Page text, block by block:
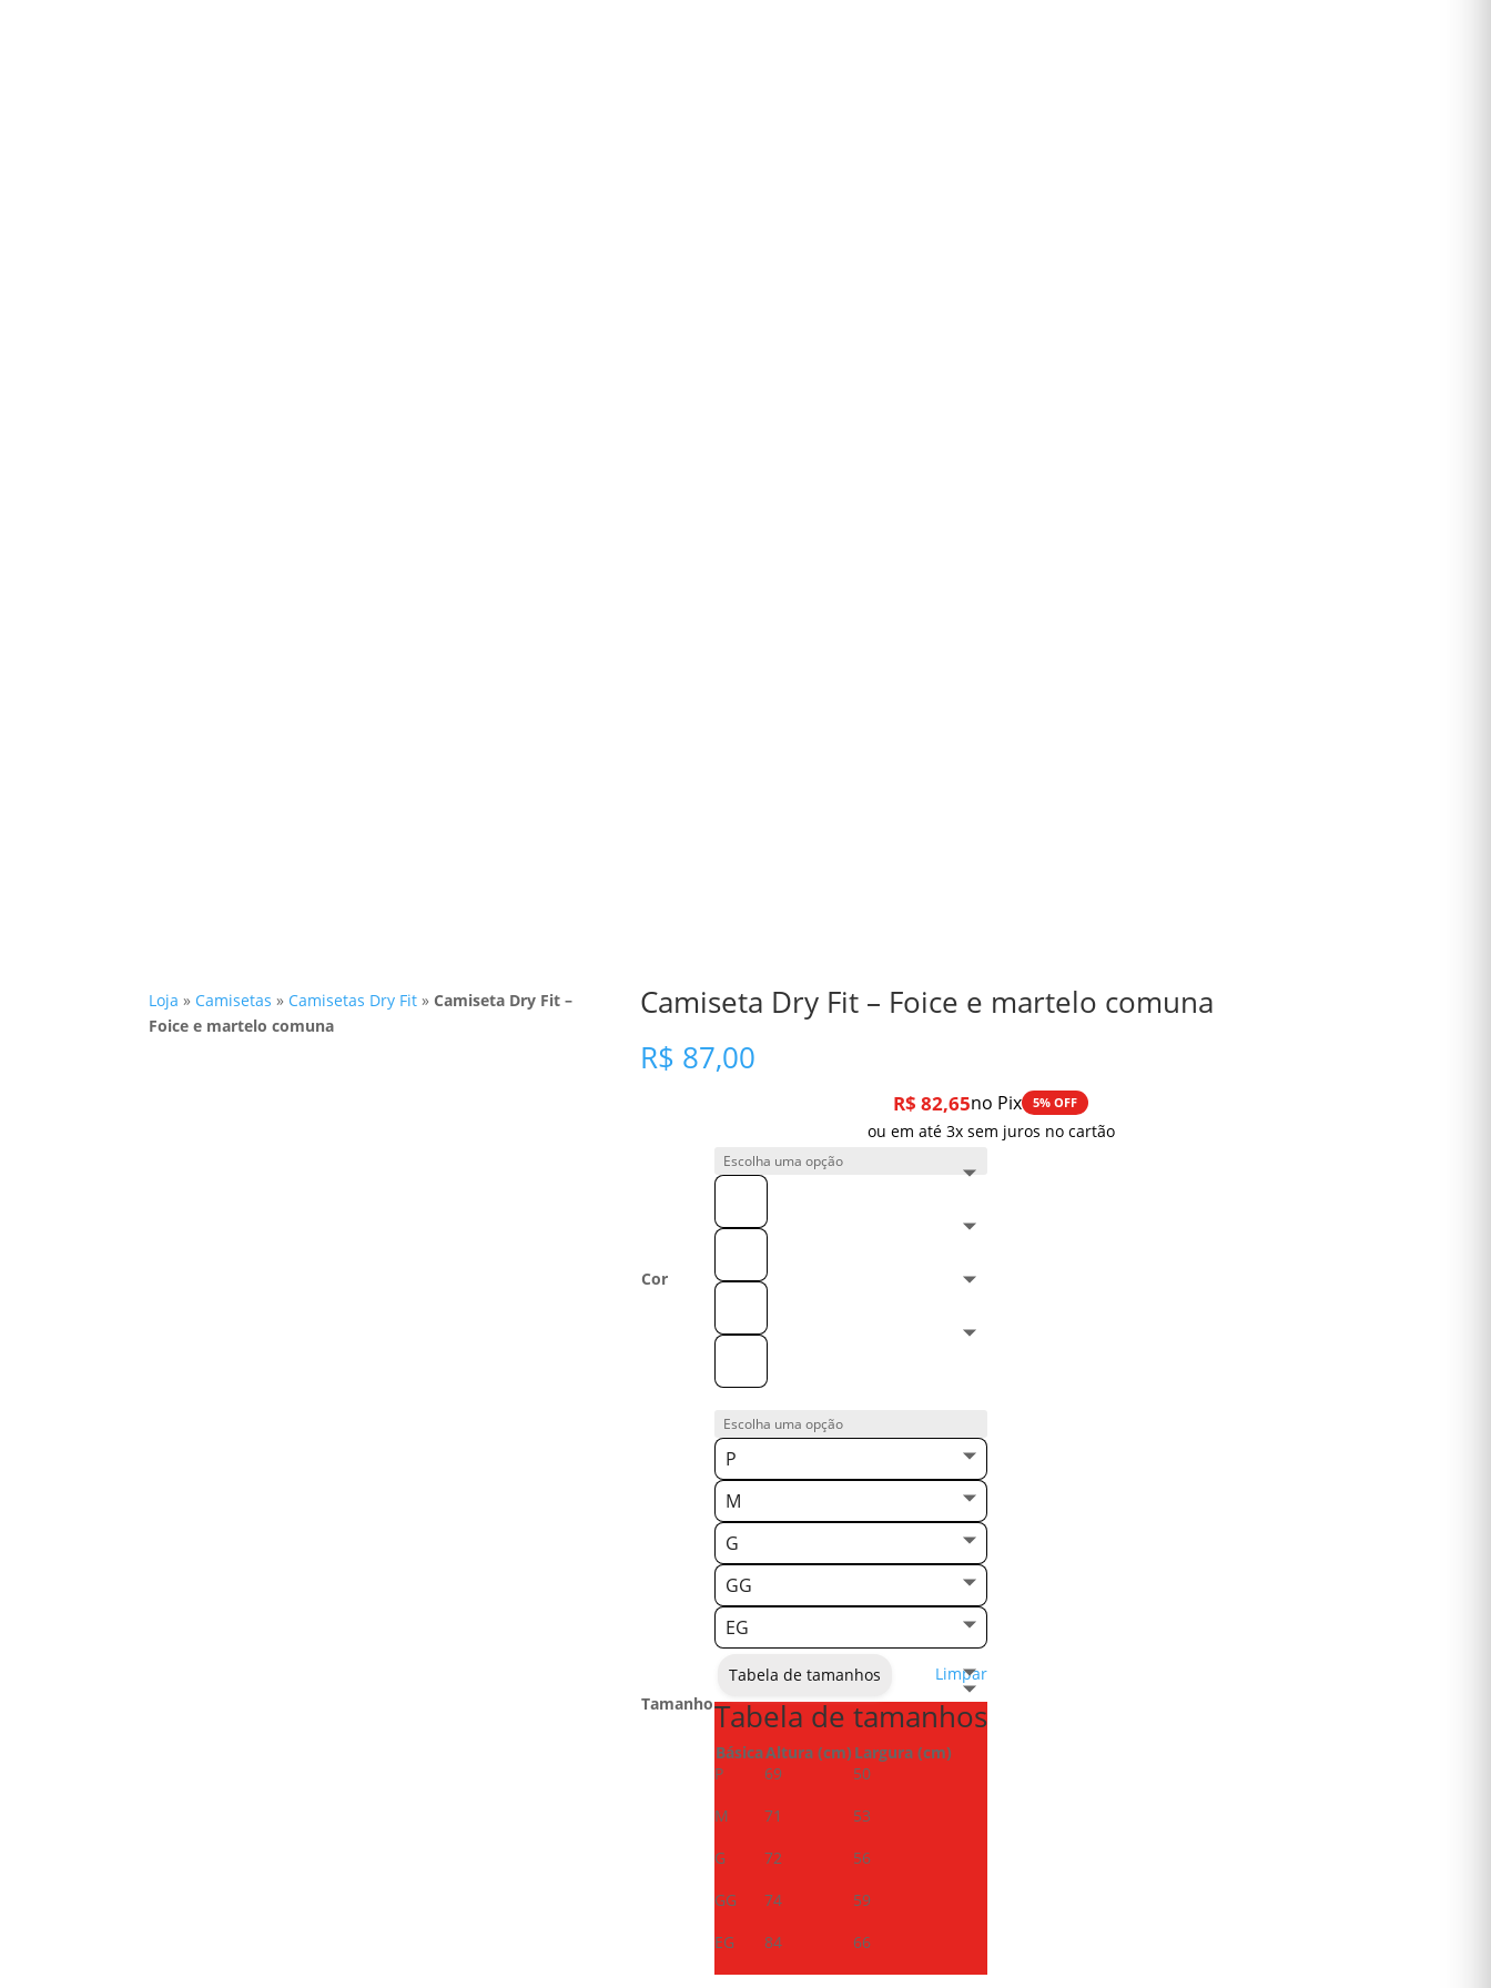
Loja » Camisetas » Camisetas Dry Fit »Camiseta Dry Fit –
Foice e martelo comuna
Camiseta Dry Fit – Foice e martelo comuna
R$ 87,00
R$ 82,65no Pix 5% OFF
ou em até 3x sem juros no cartão
Cor
Tamanho
P
M
G
GG
EG
Limpar
Tabela de tamanhos
Tabela de tamanhos
BásicaAltura (cm) Largura (cm)
P
69
50
M
71
53
G
72
56
GG
74
59
EG
84 66